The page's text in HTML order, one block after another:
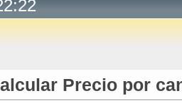
@ticket, :wrapper => false
width="60px" class="text-
Precio por